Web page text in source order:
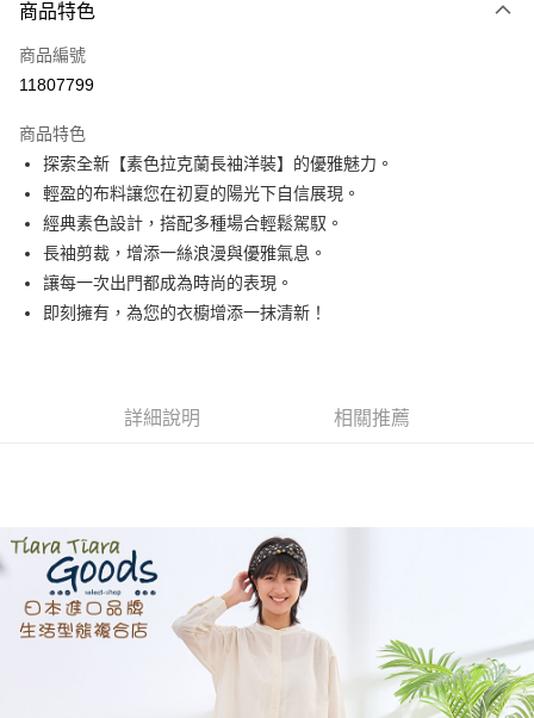
信用卡一次付款
超商取貨付款
Apple Pay
悠遊付
Google Pay
全盈+PAY
AFTEE先享後付是「在收到商品之後才付款」的支付方式。 讓您購物簡單
【「AFTEE先享後付」結帳流程】
１．於結帳方式選擇「AFTEE先享後付」後，將跳轉至「AFTEE先享後付」
結帳頁面，進行簡訊認證並確認金額後，即可完成結帳。
２．訂單成立數日內，您將收到繳費通知簡訊。
３．收到繳費通知簡訊後14天內，點擊此簡訊中的連結，可透過四大超商／
ATM／網路銀行／等多元方式進行付款，方視為交易完成。
※ 請注意：結帳手續完成當下不需立刻繳費，但若您需要取消訂單，請聯絡
購買商品的店家。未經商家同意取消之訂單仍視為有效，需透過AFTEE先享
每筆NT$60，滿NT$1,800(含以上)免運費
付款後全家取貨
每筆NT$60，滿NT$1,800(含以上)免運費
每筆NT$60，滿NT$2,000(含以上)免運費
商品特色
商品編號
11807799
商品特色
探索全新【素色拉克蘭長袖洋裝】的優雅魅力。
輕盈的布料讓您在初夏的陽光下自信展現。
經典素色設計，搭配多種場合輕鬆駕馭。
長袖剪裁，增添一絲浪漫與優雅氣息。
讓每一次出門都成為時尚的表現。
即刻擁有，為您的衣櫥增添一抹清新！
詳細說明 相關推薦